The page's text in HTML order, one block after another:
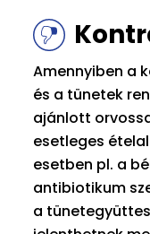
Amennyiben a
és a tünetek
ajánlott
esetleges
esetben pl. a
antibiotikum
a